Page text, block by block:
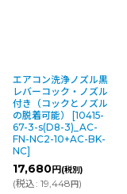
エアコン洗浄ノズル黒
レバーコック・ノズル
付き（コックとノズル
の脱着可能）
[10415-
67-3-s(D8-3)_AC-
FN-NC2-10+AC-BK-
NC]
17,680円 (税別)
(税込: 19,448 円)